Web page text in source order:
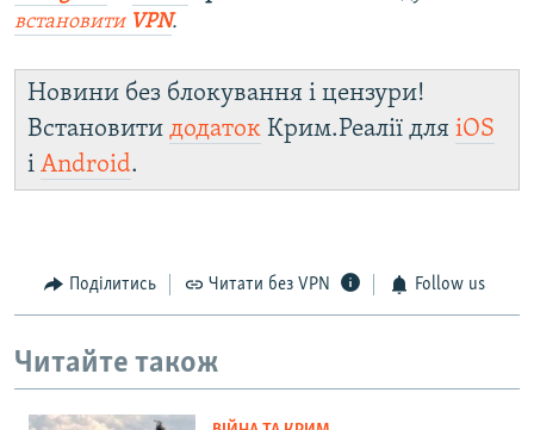
встановити VPN.
Новини без блокування і цензури!
Встановити додаток Крим.Реалії для iOS
і Android.
Поділитись Читати без VPN Follow us
Читайте також